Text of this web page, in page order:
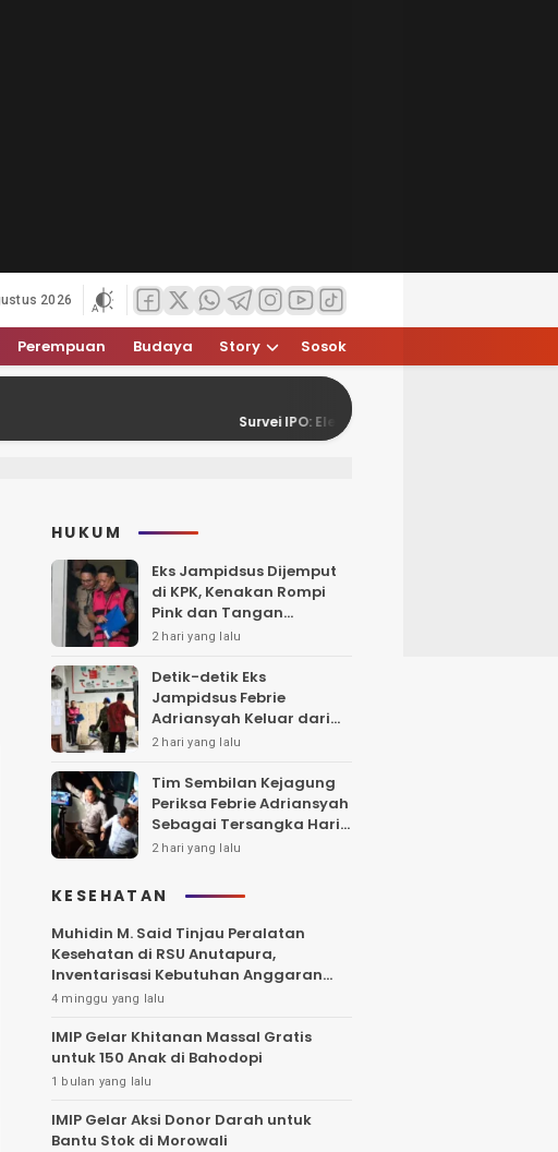
2026
Perempuan Budaya Story Sosok
Survei IPO: Elektabilitas Prabowo Teratas
HUKUM
Eks Jampidsus Dijemput
di KPK, Kenakan Rompi
Pink dan Tangan
Diborgol
2 hari yang lalu
Detik-detik Eks
Jampidsus Febrie
Adriansyah Keluar dari
Rutan KPK dengan Rompi
2 hari yang lalu
Tim Sembilan Kejagung
Periksa Febrie Adriansyah
Sebagai Tersangka Hari
Ini
2 hari yang lalu
KESEHATAN
Muhidin M. Said Tinjau Peralatan
Kesehatan di RSU Anutapura,
Inventarisasi Kebutuhan Anggaran
2027
4 minggu yang lalu
IMIP Gelar Khitanan Massal Gratis
untuk 150 Anak di Bahodopi
1 bulan yang lalu
IMIP Gelar Aksi Donor Darah untuk
Bantu Stok di Morowali